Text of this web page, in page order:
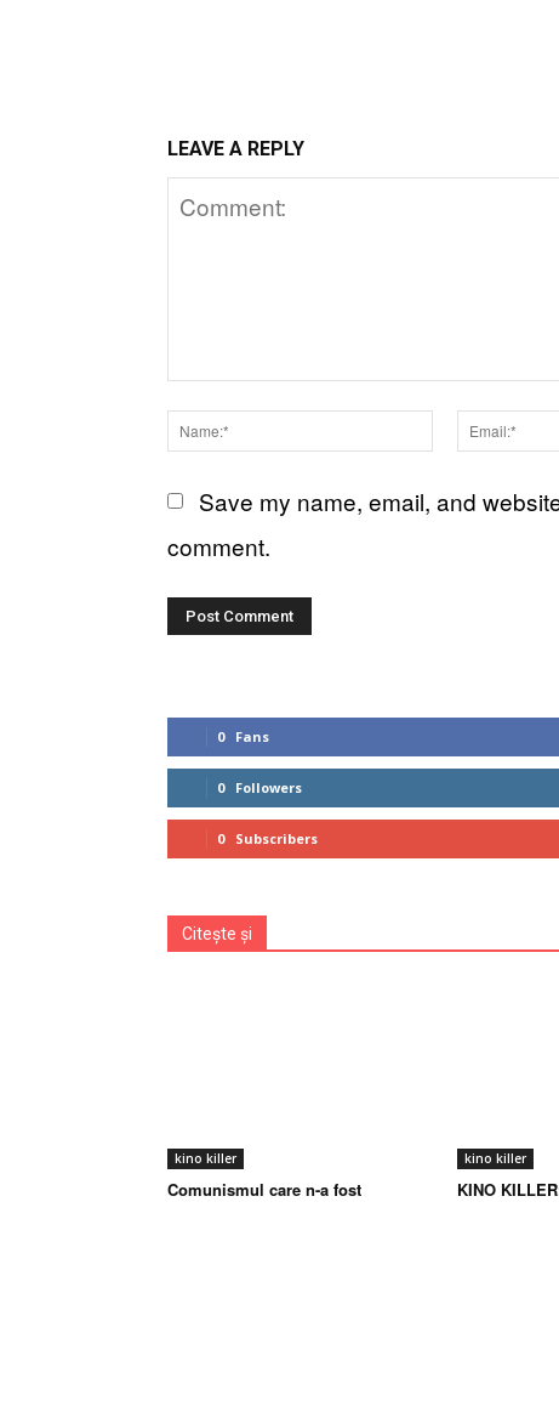
LEAVE A REPLY
Name:*
Save my name, email, and
comment.
0 Fans
0 Followers
0 Subscribers
Citește și
kino killer
Comunismul care n-a fost
kino killer
KINO